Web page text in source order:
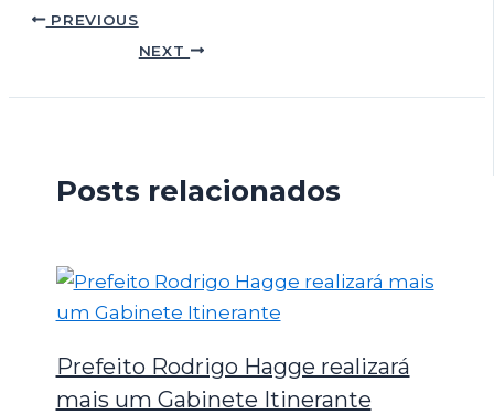
PREVIOUS
NEXT
Posts relacionados
Prefeito Rodrigo Hagge realizará
mais um Gabinete Itinerante